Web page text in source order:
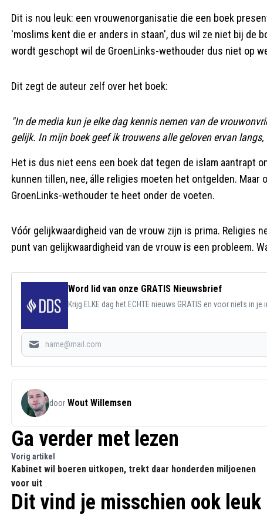
Dit is nou leuk: een vrouwenorganisatie die een boek
'moslims kent die er anders in staan', dus wil ze niet bij de
wordt geschopt wil de GroenLinks-wethouder dus niet op
Dit zegt de auteur zelf over het boek:
"In de media kun je elke dag kennis nemen van de
gelijk. In mijn boek geef ik trouwens alle geloven ervan
Het is dus niet eens een boek dat tegen de islam aantrapt
kunnen tillen, nee, álle religies moeten het ontgelden.
GroenLinks-wethouder te heet onder de voeten.
Vóór gelijkwaardigheid van de vrouw zijn is prima. Religies
punt van gelijkwaardigheid van de vrouw is een probleem.
Word lid van onze GRATIS Nieuwsbrief
Krijg ELKE dag het ECHTE nieuws GRATIS en voor niets in
door Wout Willemsen
Ga verder met lezen
Vorig artikel
Kabinet wil boeren uitkopen, trekt daar honderden miljoenen
voor uit
Dit vind je misschien ook leuk